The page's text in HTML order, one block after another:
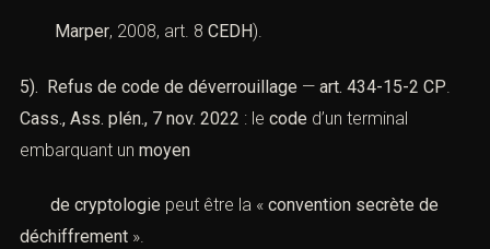
Marper, 2008, art. 8 CEDH).
5). Refus de code de déverrouillage — art. 434-15-2 CP
Cass., Ass. plén., 7 nov. 2022 : le code d’un terminal
embarquant un moyen
de cryptologie peut être la « convention secrète de
déchiffrement ».